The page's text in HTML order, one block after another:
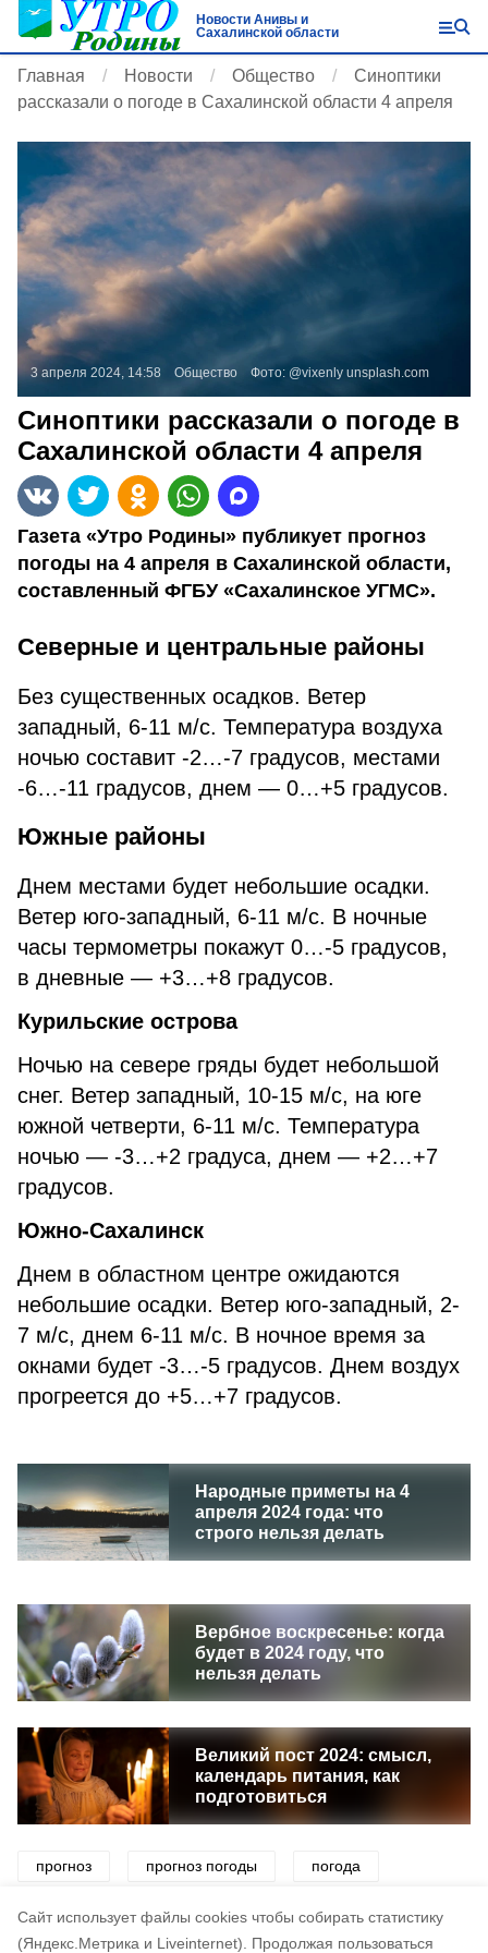
Cайт использует файлы cookies чтобы собирать статистику
(Яндекс.Метрика и Liveinternet).
Продолжая пользоваться
Новости Анивы и
Сахалинской области
Главная Новости Общество
Синоптики
рассказали о погоде в Сахалинской области 4 апреля
3 апреля 2024, 14:58 Общество Фото: @vixenly unsplash.com
Синоптики рассказали о погоде в
Сахалинской области 4 апреля
Газета «Утро Родины» публикует прогноз
погоды на 4 апреля в Сахалинской области,
составленный ФГБУ «Сахалинское УГМС».
Северные и центральные районы
Без существенных осадков. Ветер
западный, 6-11 м/с. Температура воздуха
ночью составит -2…-7 градусов, местами
-6…-11 градусов, днем — 0…+5 градусов.
Южные районы
Днем местами будет небольшие осадки.
Ветер юго-западный, 6-11 м/с. В ночные
часы термометры покажут 0…-5 градусов,
в дневные — +3…+8 градусов.
Курильские острова
Ночью на севере гряды будет небольшой
снег. Ветер западный, 10-15 м/с, на юге
южной четверти, 6-11 м/с. Температура
ночью — -3…+2 градуса, днем — +2…+7
градусов.
Южно-Сахалинск
Днем в областном центре ожидаются
небольшие осадки. Ветер юго-западный, 2-
7 м/с, днем 6-11 м/с. В ночное время за
окнами будет -3…-5 градусов. Днем воздух
прогреется до +5…+7 градусов.
Народные приметы на 4
апреля 2024 года: что
строго нельзя делать
Вербное воскресенье: когда
будет в 2024 году, что
нельзя делать
Великий пост 2024: смысл,
календарь питания, как
подготовиться
прогноз прогноз погоды погода
синоптики снег ветер